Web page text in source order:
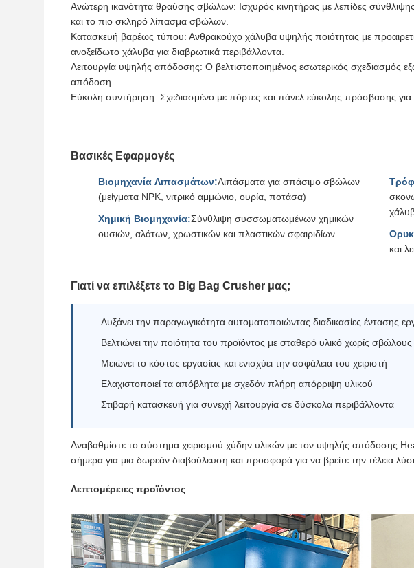
Ανώτερη ικανότητα θραύσης σβώλων: Ισχυρός κινητήρας με λεπίδες
και το πιο σκληρό λίπασμα σβώλων.
Κατασκευή βαρέως τύπου: Ανθρακούχο χάλυβα υψηλής ποιότητας με
ανοξείδωτο χάλυβα για διαβρωτικά περιβάλλοντα.
Λειτουργία υψηλής απόδοσης: Ο βελτιστοποιημένος εσωτερικός σχεδιασμός
απόδοση.
Εύκολη συντήρηση: Σχεδιασμένο με πόρτες και πάνελ εύκολης πρόσβασης
Βασικές Εφαρμογές
Βιομηχανία Λιπασμάτων:Λιπάσματα για σπάσιμο σβώλων
(μείγματα NPK, νιτρικό αμμώνιο, ουρία, ποτάσα)
Χημική Βιομηχανία:Σύνθλιψη συσσωματωμένων χημικών
ουσιών, αλάτων, χρωστικών και πλαστικών σφαιριδίων
και
Γιατί να επιλέξετε το Big Bag Crusher μας;
Αυξάνει την παραγωγικότητα αυτοματοποιώντας διαδικασίες έντασης
Βελτιώνει την ποιότητα του προϊόντος με σταθερό υλικό χωρίς σβώλους
Μειώνει το κόστος εργασίας και ενισχύει την ασφάλεια του χειριστή
Ελαχιστοποιεί τα απόβλητα με σχεδόν πλήρη απόρριψη υλικού
Στιβαρή κατασκευή για συνεχή λειτουργία σε δύσκολα περιβάλλοντα
Αναβαθμίστε το σύστημα χειρισμού χύδην υλικών με τον υψηλής απόδοσης
σήμερα για μια δωρεάν διαβούλευση και προσφορά για να βρείτε την τέλεια
Λεπτομέρειες προϊόντος